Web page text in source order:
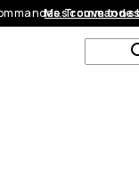
Trouve ton
Mes commandes